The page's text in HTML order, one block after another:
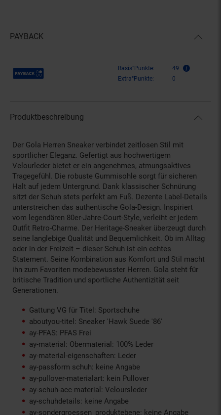
PAYBACK
Payback Punkte Basis°Punkte:
49
Extra°Punkte:
0
Produktbeschreibung
Der Gola Herren Sneaker verbindet zeitlosen Stil mit
sportlicher Eleganz. Gefertigt aus hochwertigem
Velourleder bietet er ein angenehmes, atmungsaktives
Tragegefühl. Die robuste Gummisohle sorgt für sicheren
Halt auf jedem Untergrund. Dank klassischer Schnürung
sitzt der Schuh stets perfekt am Fuß. Dezente Label-Details
unterstreichen das authentische Gola-Design. Inspiriert
vom legendären 80er-Jahre-Court-Style, verleiht er jedem
Outfit Retro-Charme. Der Heritage-Sneaker überzeugt durch
seine langlebige Qualität und Bequemlichkeit. Ob im Alltag
oder in der Freizeit – dieser Schuh ist ein echtes
Statement. Seine Kombination aus Komfort und Stil macht
ihn zum Favoriten modebewusster Herren. Gola steht für
britische Tradition und sportliche Authentizität seit
Generationen.
Gattung VG für Titel: Sportschuhe
aboutyou-titel: Sneaker 'Hawk Suede '86'
ay-PFAS: PFAS Frei
ay-material: Obermaterial: 100% Leder
ay-material-eigenschaften: Leder
ay-passform schuh: keine Angabe
ay-pullover-materialart: kein Pullover
ay-schuh-acc material: Veloursleder
ay-schuhdetails: keine Angabe
ay-sondergroessen_produktebene: keine Angabe